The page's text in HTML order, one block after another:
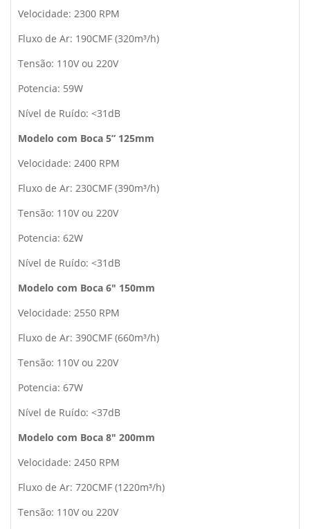
Velocidade: 2300 RPM
Fluxo de Ar: 190CMF (320m³/h)
Tensão: 110V ou 220V
Potencia: 59W
Nível de Ruído: <31dB
Modelo com Boca 5” 125mm
Velocidade: 2400 RPM
Fluxo de Ar: 230CMF (390m³/h)
Tensão: 110V ou 220V
Potencia: 62W
Nível de Ruído: <31dB
Modelo com Boca 6″ 150mm
Velocidade: 2550 RPM
Fluxo de Ar: 390CMF (660m³/h)
Tensão: 110V ou 220V
Potencia: 67W
Nível de Ruído: <37dB
Modelo com Boca 8″ 200mm
Velocidade: 2450 RPM
Fluxo de Ar: 720CMF (1220m³/h)
Tensão: 110V ou 220V